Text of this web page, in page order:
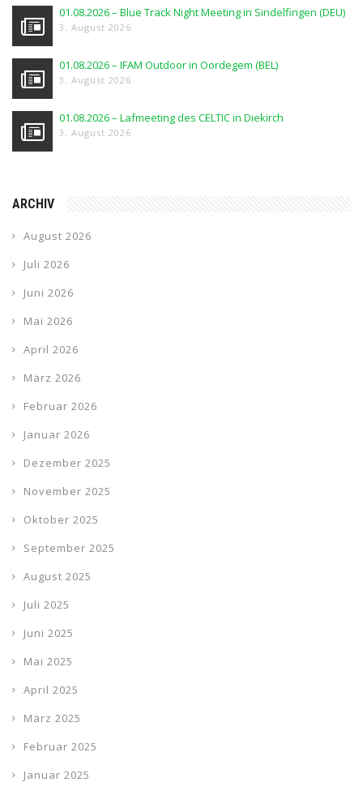
01.08.2026 – Blue Track Night Meeting in Sindelfingen (DEU)
3. August 2026
01.08.2026 – IFAM Outdoor in Oordegem (BEL)
3. August 2026
01.08.2026 – Lafmeeting des CELTIC in Diekirch
3. August 2026
ARCHIV
August 2026
Juli 2026
Juni 2026
Mai 2026
April 2026
März 2026
Februar 2026
Januar 2026
Dezember 2025
November 2025
Oktober 2025
September 2025
August 2025
Juli 2025
Juni 2025
Mai 2025
April 2025
März 2025
Februar 2025
Januar 2025